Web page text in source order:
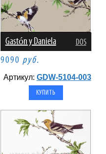
Gastón y Daniela DOS
9090 руб.
Артикул: GDW-5104-003